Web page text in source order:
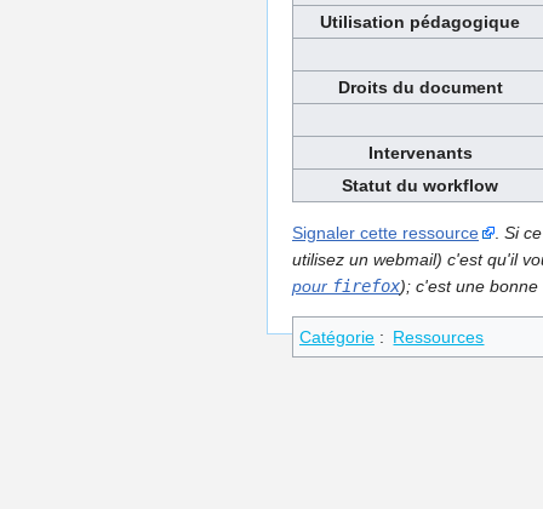
Utilisation pédagogique
Droits du document
Intervenants
Statut du workflow
Signaler cette ressource
Si
utilisez un webmail) c'est qu'il
pour firefox); c'est une
Catégorie : Ressources